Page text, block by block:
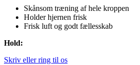
Skånsom træning af hele kroppen
Holder hjernen frisk
Frisk luft og godt fællesskab
Hold:
Skriv eller ring til os